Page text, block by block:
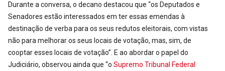
Durante a conversa, o decano destacou que “os Deputados e
Senadores estão interessados em ter essas emendas à
destinação de verba para os seus redutos eleitorais, com vistas
não para melhorar os seus locais de votação, mas, sim, de
cooptar esses locais de votação”. E ao abordar o papel do
Judiciário, observou ainda que “o Supremo Tribunal Federal